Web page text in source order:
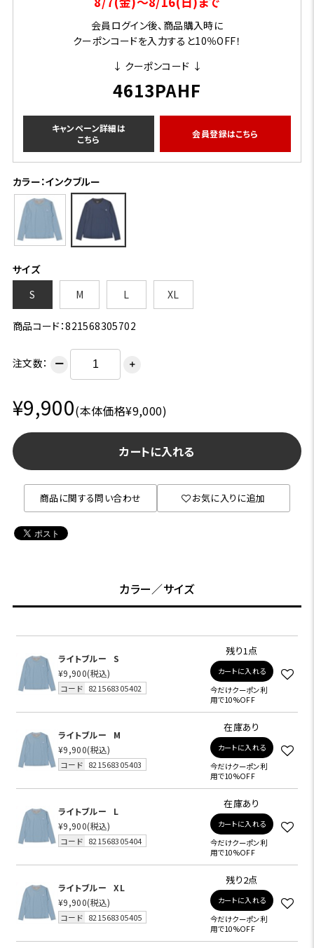
会員ログイン後、商品購入時に
クーポンコードを入力すると10％OFF！
↓ クーポンコード ↓
4613PAHF
キャンペーン詳細は
こちら
会員登録はこちら
カラー：インクブルー
サイズ
S
M L XL
商品コード：821568305702
注文数： ー ＋
¥9,900(本体価格¥9,000)
カートに入れる
商品に関する問い合わせ お気に入りに追加
カラー／サイズ
ライトブルー
S
¥9,900(税込)
コード 821568305402
残り1点
カートに入れる
今だけクーポン利
用で10%OFF
ライトブルー
M
¥9,900(税込)
コード 821568305403
在庫あり
カートに入れる
今だけクーポン利
用で10%OFF
ライトブルー
L
¥9,900(税込)
コード 821568305404
在庫あり
カートに入れる
今だけクーポン利
用で10%OFF
ライトブルー
XL
¥9,900(税込)
コード 821568305405
残り2点
カートに入れる
今だけクーポン利
用で10%OFF